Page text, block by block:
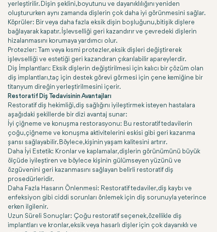
yerleştirilir. Dişin şeklini, boyutunu ve dayanıklılığını yeniden
oluştururken aynı zamanda dişlerin çok daha iyi görünmesini sağlar.
Köprüler: Bir veya daha fazla eksik dişin boşluğunu, bitişik dişlere
bağlayarak kapatır. İşlevselliği geri kazandırır ve çevredeki dişlerin
hizalanmasını korumaya yardımcı olur.
Protezler: Tam veya kısmi protezler, eksik dişleri değiştirerek
işlevselliği ve estetiği geri kazandıran çıkarılabilir apareylerdir.
Diş İmplantları: Eksik dişlerin değiştirilmesi için kalıcı bir çözüm olan
diş implantları, taç için destek görevi görmesi için çene kemiğine bir
titanyum direğin yerleştirilmesini içerir.
Restoratif Diş Tedavisinin Avantajları
Restoratif diş hekimliği, diş sağlığını iyileştirmek isteyen hastalara
aşağıdaki şekillerde bir dizi avantaj sunar:
İyi çiğneme ve konuşma restorasyonu: Bu restoratif tedavilerin
çoğu, çiğneme ve konuşma aktivitelerini eskisi gibi geri kazanma
şansı sağlayabilir. Böylece, kişinin yaşam kalitesini artırır.
Daha İyi Estetik: Kronlar ve kaplamalar, dişlerin görünümünü büyük
ölçüde iyileştiren ve böylece kişinin gülümseyen yüzünü ve
özgüvenini geri kazanmasını sağlayan belirli restoratif diş
prosedürleridir.
Daha Fazla Hasarın Önlenmesi: Restoratif tedaviler, diş kaybı ve
enfeksiyon gibi ciddi sorunları önlemek için diş sorunuyla yeterince
erken ilgilenir.
Uzun Süreli Sonuçlar: Çoğu restoratif seçenek, özellikle diş
implantları ve kronlar, eksik veya hasarlı dişler için çok dayanıklı ve